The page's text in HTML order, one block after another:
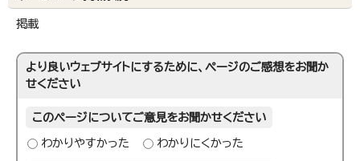
掲載
より良いウェブサイトにするために、ページのご感想をお聞か
せください
このページについてご意見をお聞かせください
わかりやすかった わかりにくかった